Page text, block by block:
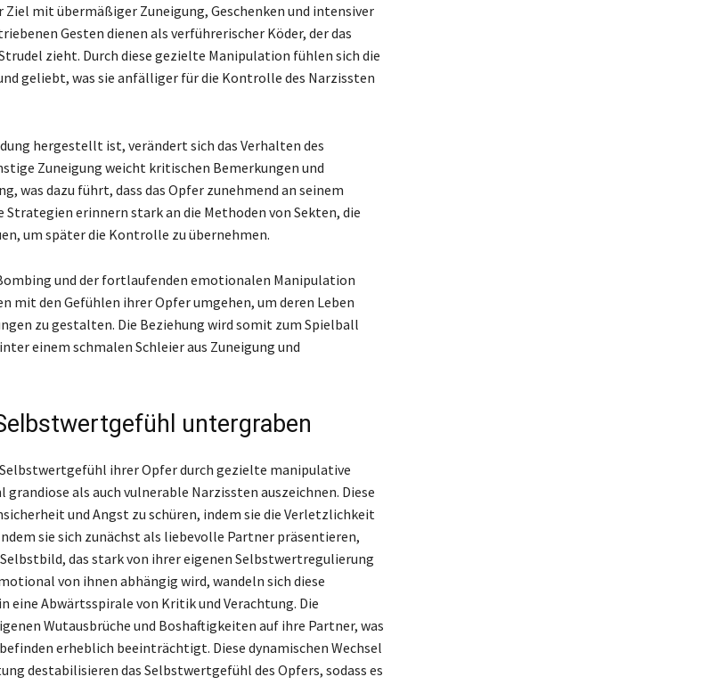
Ziel mit übermäßiger Zuneigung, Geschenken und intensiver
Gesten dienen als verführerischer Köder, der das
zieht. Durch diese gezielte Manipulation fühlen sich die
geliebt, was sie anfälliger für die Kontrolle des Narzissten
hergestellt ist, verändert sich das Verhalten des
Zuneigung weicht kritischen Bemerkungen und
was dazu führt, dass das Opfer zunehmend an seinem
erinnern stark an die Methoden von Sekten, die
um später die Kontrolle zu übernehmen.
und der fortlaufenden emotionalen Manipulation
mit den Gefühlen ihrer Opfer umgehen, um deren Leben
zu gestalten. Die Beziehung wird somit zum Spielball
einem schmalen Schleier aus Zuneigung und
untergraben
ihrer Opfer durch gezielte manipulative
als auch vulnerable Narzissten auszeichnen. Diese
und Angst zu schüren, indem sie die Verletzlichkeit
sie sich zunächst als liebevolle Partner präsentieren,
das stark von ihrer eigenen Selbstwertregulierung
von ihnen abhängig wird, wandeln sich diese
eine Abwärtsspirale von Kritik und Verachtung. Die
Wutausbrüche und Boshaftigkeiten auf ihre Partner, was
erheblich beeinträchtigt. Diese dynamischen Wechsel
destabilisieren das Selbstwertgefühl des Opfers, sodass es